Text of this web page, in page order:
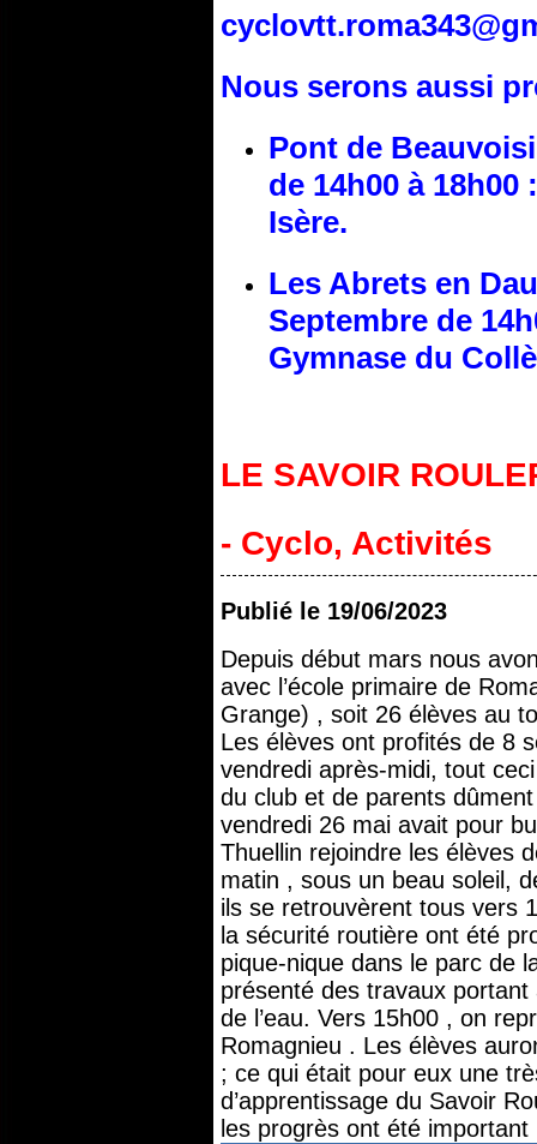
Nous serons aussi
Pont de
de 14h00 à
Isère.
Les Abrets en
Septembre de
Gymnase du
LE SAVOIR
- Cyclo, Activités
Publié le 19/06/2023
Depuis début mars nous
avec l’école primaire de
Grange) , soit 26 élèves au
Les élèves ont profités de 8
vendredi après-midi, tout
du club et de parents
vendredi 26 mai avait pour
Thuellin rejoindre les élèves
matin , sous un beau soleil,
ils se retrouvèrent tous vers
la sécurité routière ont été
pique-nique dans le parc de
présenté des travaux portant
de l’eau. Vers 15h00 , on
Romagnieu . Les élèves
; ce qui était pour eux une
d’apprentissage du Savoir
les progrès ont été